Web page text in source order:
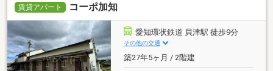
賃貸アパート コーポ加知
愛知環状鉄道 貝津駅 徒歩9分
その他の交通
築27年5ヶ月 / 2階建